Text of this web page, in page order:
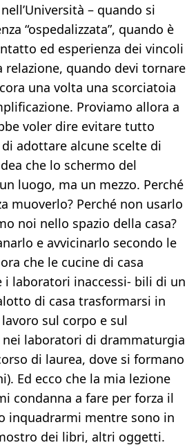
– quando si
“ospedalizzata”, quando è
ed esperienza dei vincoli
quando devi tornare
una volta una scorciatoia
Proviamo allora a
voler dire evitare tutto
adottare alcune scelte di
che lo schermo del
luogo, ma un mezzo. Perché
muoverlo? Perché non usarlo
noi nello spazio della casa?
e avvicinarlo secondo le
che le cucine di casa
laboratori inaccessi- bili di un
di casa trasformarsi in
sul corpo e sul
laboratori di drammaturgia
di laurea, dove si formano
Ed ecco che la mia lezione
condanna a fare per forza il
inquadrarmi mentre sono in
dei libri, altri oggetti.